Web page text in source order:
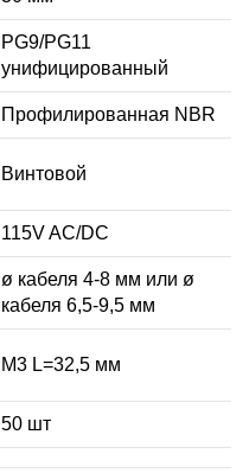
PG9/PG11
унифицированный
Профилированная NBR
Винтовой
115V AC/DC
ø кабеля 4-8 мм или ø
кабеля 6,5-9,5 мм
М3 L=32,5 мм
50 шт